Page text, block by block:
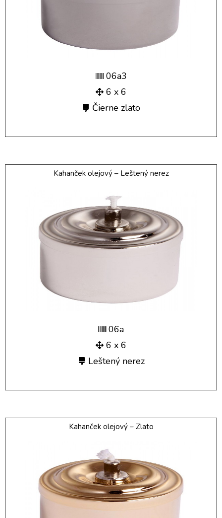
06a3
6 x 6
Čierne zlato
Kahanček olejový – Leštený nerez
06a
6 x 6
Leštený nerez
Kahanček olejový – Zlato